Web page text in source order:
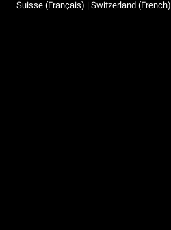
Suisse (Français) | Switzerland (French)